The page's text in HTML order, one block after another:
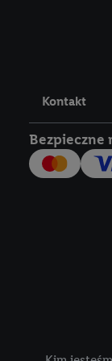
Kontakt
Bezpieczne